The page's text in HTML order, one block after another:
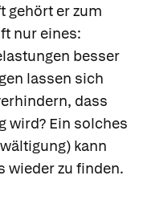
gehört er zum
nur eines:
besser
lassen sich
dass
wird? Ein solches
kann
wieder zu finden.